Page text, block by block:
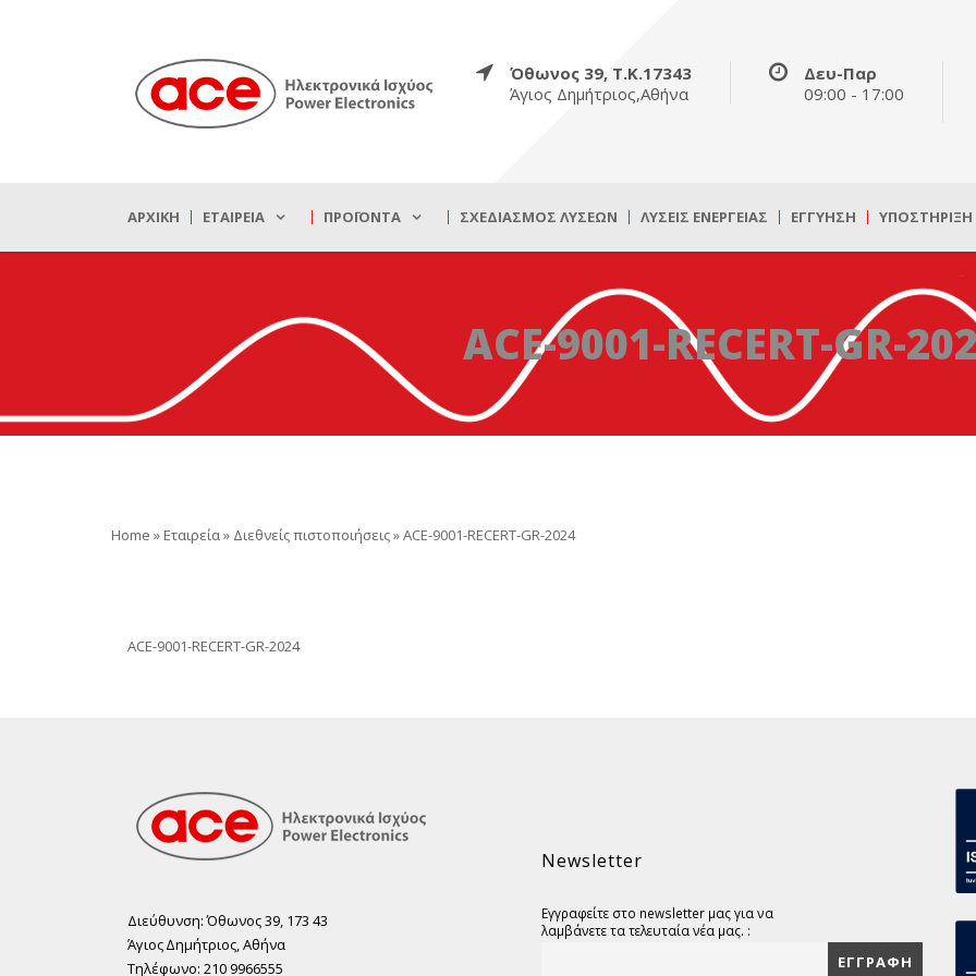
Όθωνος 39, Τ.Κ.17343
Άγιος Δημήτριος,Αθήνα
Δευ-Παρ
09:00 - 17:00
ΑΡΧΙΚΉ ΕΤΑΙΡΕΊΑ ΠΡΟΪΌΝΤΑ ΣΧΕΔΙΑΣΜΌΣ ΛΎΣΕΩΝ ΛΎΣΕΙΣ ΕΝΈΡΓΕΙΑΣ ΕΓΓΎΗΣΗ ΥΠΟΣΤΉΡΙΞΗ
ACE-9001-RECERT-GR-
Home » Εταιρεία» Διεθνείς πιστοποιήσεις»ACE-9001-RECERT-GR-2024
ACE-9001-RECERT-GR-2024
Διεύθυνση: Όθωνος 39, 173 43
Άγιος ∆ηµήτριος, Αθήνα
Τηλέφωνο: 210 9966555
Newsletter
Εγγραφείτε στο newsletter μας για να
λαμβάνετε τα τελευταία νέα μας. :